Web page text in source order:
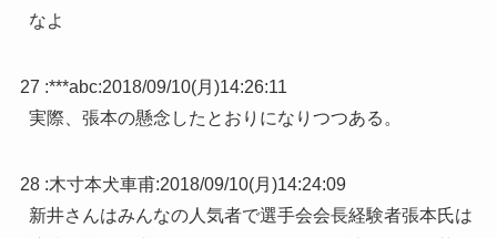
なよ
27 :***abc:2018/09/10(月)14:26:11
実際、張本の懸念したとおりになりつつある。
28 :木寸本犬車甫:2018/09/10(月)14:24:09
新井さんはみんなの人気者で選手会会長経験者張本氏は